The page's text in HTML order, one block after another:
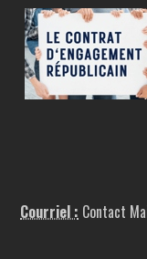
Courriel : Contact